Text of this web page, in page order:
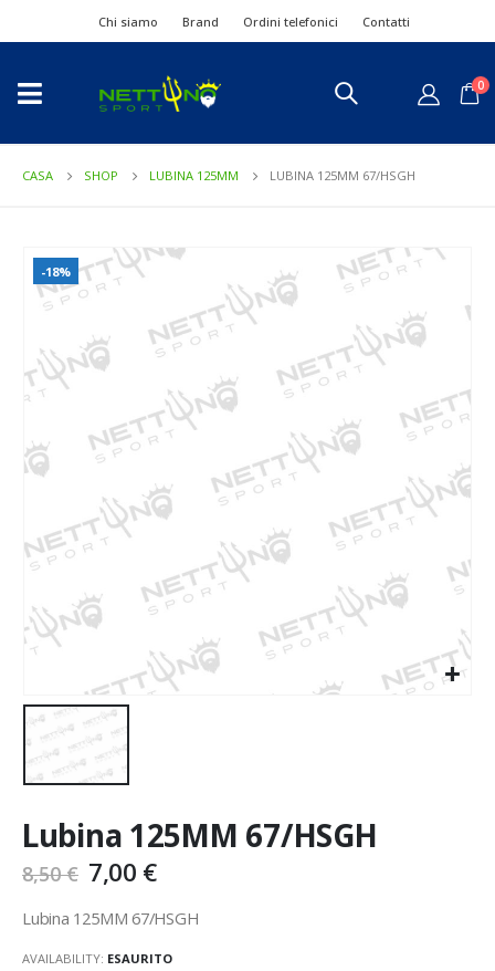
Chi siamo Brand Ordini telefonici Contatti
0
CASA SHOP LUBINA 125MM LUBINA 125MM 67/HSGH
-18%
Lubina 125MM 67/HSGH
8,50€ 7,00 €
Lubina 125MM 67/HSGH
AVAILABILITY: ESAURITO